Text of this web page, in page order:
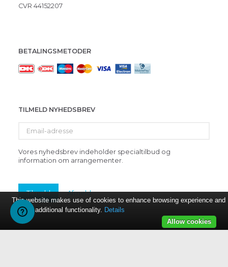
CVR 44152207
BETALINGSMETODER
TILMELD NYHEDSBREV
adresse
Vores nyhedsbrev indeholder specialtilbud og
information om arrangementer.
Tilmeld Afmeld
This website makes use of cookies to enhance browsing experience and
provide additional functionality. Details
Allow cookies